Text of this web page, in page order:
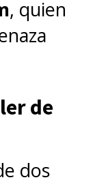
, quien
de
dos